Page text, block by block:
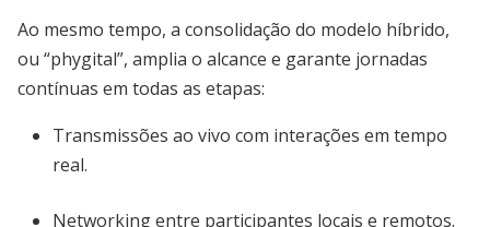
Ao mesmo tempo, a consolidação do modelo híbrido,
ou “phygital”, amplia o alcance e garante jornadas
contínuas em todas as etapas:
Transmissões ao vivo com interações em tempo
real.
Networking entre participantes locais e remotos.